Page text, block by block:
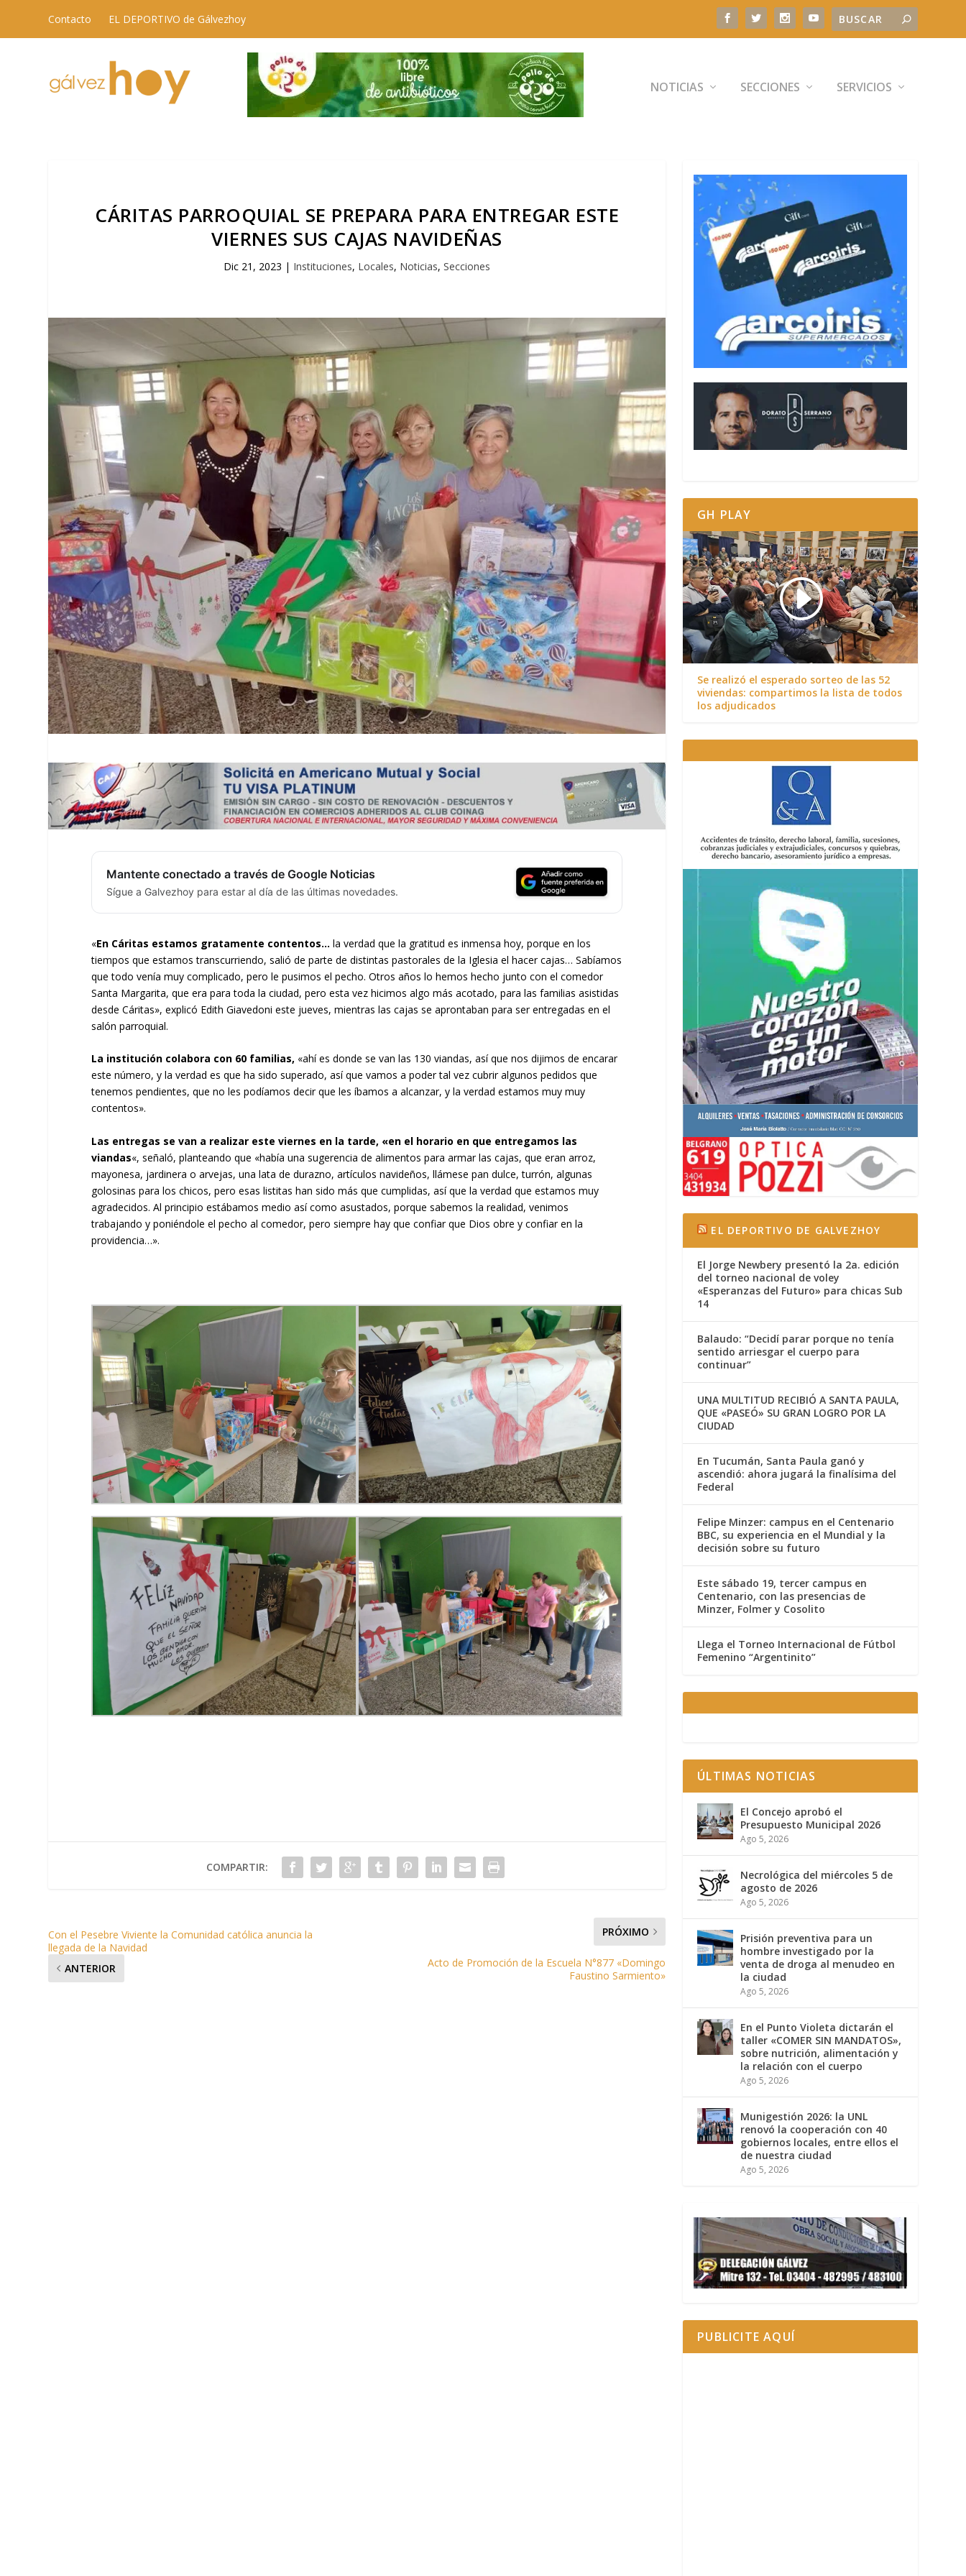
Contacto EL DEPORTIVO de Gálvezhoy
NOTICIAS SECCIONES SERVICIOS
CÁRITAS PARROQUIAL SE PREPARA PARA ENTREGAR ESTE
VIERNES SUS CAJAS NAVIDEÑAS
Dic 21, 2023 | Instituciones, Locales, Noticias,Secciones
Mantente conectado a través de Google Noticias
Sígue a Galvezhoy para estar al día de las últimas novedades.
«En Cáritas estamos gratamente contentos… la verdad que la gratitud es inmensa hoy, porque en los
tiempos que estamos transcurriendo, salió de parte de distintas pastorales de la Iglesia el hacer cajas… Sabíamos
que todo venía muy complicado, pero le pusimos el pecho. Otros años lo hemos hecho junto con el comedor
Santa Margarita, que era para toda la ciudad, pero esta vez hicimos algo más acotado, para las familias asistidas
desde Cáritas», explicó Edith Giavedoni este jueves, mientras las cajas se aprontaban para ser entregadas en el
salón parroquial.
La institución colabora con 60 familias, «ahí es donde se van las 130 viandas, así que nos dijimos de encarar
este número, y la verdad es que ha sido superado, así que vamos a poder tal vez cubrir algunos pedidos que
tenemos pendientes, que no les podíamos decir que les íbamos a alcanzar, y la verdad estamos muy muy
contentos».
Las entregas se van a realizar este viernes en la tarde, «en el horario en que entregamos las
viandas«, señaló, planteando que «había una sugerencia de alimentos para armar las cajas, que eran arroz,
mayonesa, jardinera o arvejas, una lata de durazno, artículos navideños, llámese pan dulce, turrón, algunas
golosinas para los chicos, pero esas listitas han sido más que cumplidas, así que la verdad que estamos muy
agradecidos. Al principio estábamos medio así como asustados, porque sabemos la realidad, venimos
trabajando y poniéndole el pecho al comedor, pero siempre hay que confiar que Dios obre y confiar en la
providencia…».
COMPARTIR:
Con el Pesebre Viviente la Comunidad católica anuncia la
llegada de la Navidad
ANTERIOR
PRÓXIMO
Acto de Promoción de la Escuela N°877 «Domingo
Faustino Sarmiento»
GH PLAY
Se realizó el esperado sorteo de las 52
viviendas: compartimos la lista de todos
los adjudicados
EL DEPORTIVO DE GALVEZHOY
El Jorge Newbery presentó la 2a. edición
del torneo nacional de voley
«Esperanzas del Futuro» para chicas Sub
14
Balaudo: “Decidí parar porque no tenía
sentido arriesgar el cuerpo para
continuar”
UNA MULTITUD RECIBIÓ A SANTA PAULA,
QUE «PASEÓ» SU GRAN LOGRO POR LA
CIUDAD
En Tucumán, Santa Paula ganó y
ascendió: ahora jugará la finalísima del
Federal
Felipe Minzer: campus en el Centenario
BBC, su experiencia en el Mundial y la
decisión sobre su futuro
Este sábado 19, tercer campus en
Centenario, con las presencias de
Minzer, Folmer y Cosolito
Llega el Torneo Internacional de Fútbol
Femenino “Argentinito”
ÚLTIMAS NOTICIAS
El Concejo aprobó el
Presupuesto Municipal 2026
Ago 5, 2026
Necrológica del miércoles 5 de
agosto de 2026
Ago 5, 2026
Prisión preventiva para un
hombre investigado por la
venta de droga al menudeo en
la ciudad
Ago 5, 2026
En el Punto Violeta dictarán el
taller «COMER SIN MANDATOS»,
sobre nutrición, alimentación y
la relación con el cuerpo
Ago 5, 2026
Munigestión 2026: la UNL
renovó la cooperación con 40
gobiernos locales, entre ellos el
de nuestra ciudad
Ago 5, 2026
PUBLICITE AQUÍ